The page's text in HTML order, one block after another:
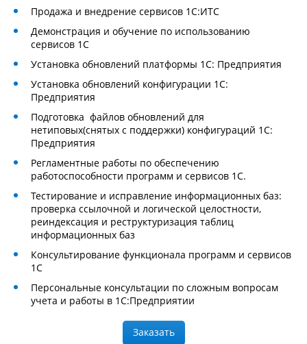
Продажа и внедрение сервисов 1С:ИТС
Демонстрация и обучение по использованию
сервисов 1С
Установка обновлений платформы 1С: Предприятия
Установка обновлений конфигурации 1С:
Предприятия
Подготовка файлов обновлений для
нетиповых(снятых с поддержки) конфигураций 1С:
Предприятия
Регламентные работы по обеспечению
работоспособности программ и сервисов 1С.
Тестирование и исправление информационных баз:
проверка ссылочной и логической целостности,
реиндексация и реструктуризация таблиц
информационных баз
Консультирование функционала программ и сервисов
1С
Персональные консультации по сложным вопросам
учета и работы в 1С:Предприятии
Заказать